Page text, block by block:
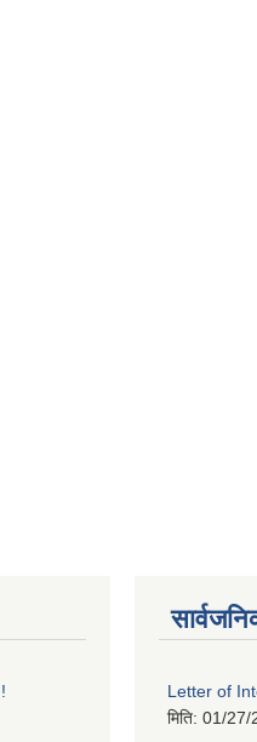
Letter of
मिति: 01/27/